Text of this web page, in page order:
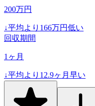
200万円
↓平均より 166万円低い
回収期間
1 ヶ月
↓平均より 12.9ヶ月早い